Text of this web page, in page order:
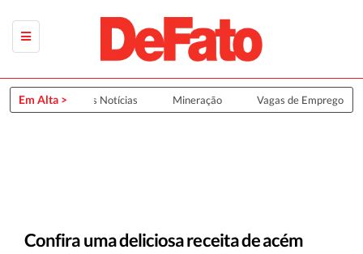
Em Alta >Últimas Notícias Mineração Vagas de Emprego
Confira uma deliciosa receita de acém